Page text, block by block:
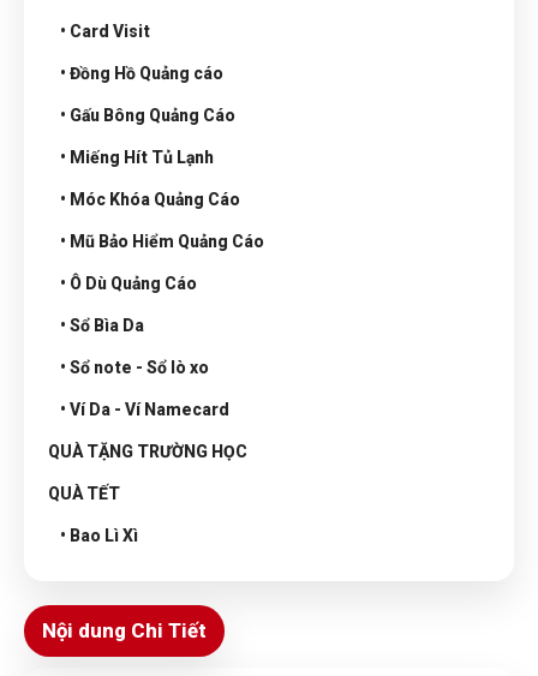
• Card Visit
• Đồng Hồ Quảng cáo
• Gấu Bông Quảng Cáo
• Miếng Hít Tủ Lạnh
• Móc Khóa Quảng Cáo
• Mũ Bảo Hiểm Quảng Cáo
• Ô Dù Quảng Cáo
• Sổ Bìa Da
• Sổ note - Sổ lò xo
• Ví Da - Ví Namecard
QUÀ TẶNG TRƯỜNG HỌC
QUÀ TẾT
• Bao Lì Xì
Nội dung Chi Tiết